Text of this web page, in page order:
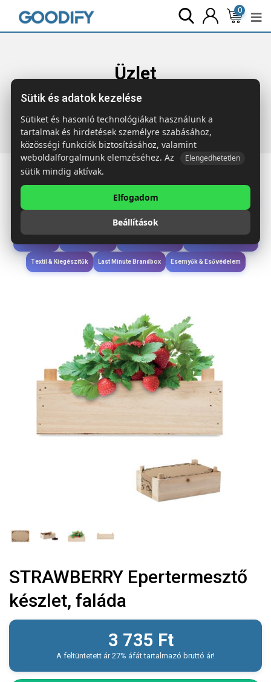
0
Üzlet
Főoldal Termékek Sport & Szabadidő
Epertermesztő készlet, faláda
Étkezés & Ivás
Wellness & Ápolás
Textil & Kiegészítők Last Minute Brandbox Esernyők & Esővédelem
STRAWBERRY Epertermesztő
készlet, faláda
3 735 Ft
A feltüntetett ár 27% áfát tartalmazó bruttó ár!
Sütik és adatok kezelése
Sütiket és hasonló technológiákat használunk a
tartalmak és hirdetések személyre szabásához,
közösségi funkciók biztosításához, valamint
weboldalforgalmunk elemzéséhez. Az
Elengedhetetlen
sütik mindig aktívak.
Elfogadom
Beállítások